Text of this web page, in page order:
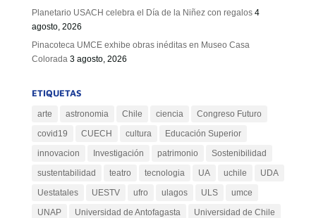
Planetario USACH celebra el Día de la Niñez con regalos 4
agosto, 2026
Pinacoteca UMCE exhibe obras inéditas en Museo Casa
Colorada 3 agosto, 2026
ETIQUETAS
arte astronomia Chile ciencia
Congreso Futuro
covid19
CUECH cultura
Educación Superior
innovacion
Investigación patrimonio
Sostenibilidad
sustentabilidad
teatro tecnologia UA uchile
UDA
Uestatales
UESTV ufro ulagos ULS
umce
UNAP
Universidad de Antofagasta
Universidad de Chile